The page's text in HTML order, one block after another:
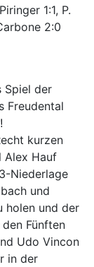
1:1, P.
2:0
Spiel der
Freudental
kurzen
Alex Hauf
Niederlage
und
holen und der
Fünften
Udo Vincon
in der